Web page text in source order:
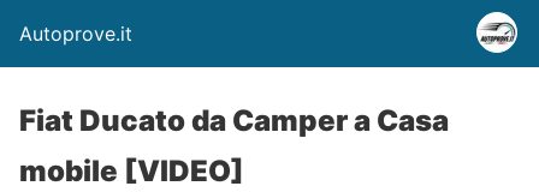
Autoprove.it
Fiat Ducato da Camper a Casa
mobile [VIDEO]